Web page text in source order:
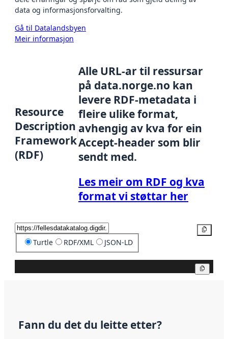
data og informasjonsforvalting.
Gå til Datalandsbyen
Meir informasjon
Resource
Description
Framework
(RDF)
Alle URL-ar til ressursar
på data.norge.no kan
levere RDF-metadata i
fleire ulike format,
avhengig av kva for ein
Accept-header som blir
sendt med.
Les meir om RDF og kva
format vi støttar her
Turtle RDF/XML JSON-LD
Fann du det du leitte etter?